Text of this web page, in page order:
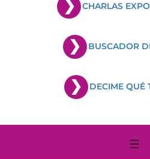
CHARLAS
BUSCADOR
DECIME QUÉ